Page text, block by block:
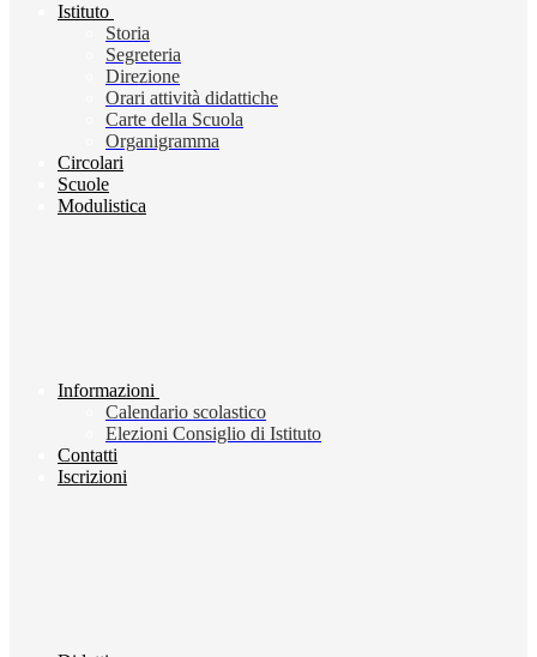
Istituto
Storia
Segreteria
Direzione
Orari attività didattiche
Carte della Scuola
Organigramma
Circolari
Scuole
Modulistica
Informazioni
Calendario scolastico
Elezioni Consiglio di Istituto
Contatti
Iscrizioni